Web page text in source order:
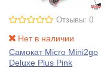
Отзывы: 0
Нет в наличии
Самокат Micro Mini2go
Deluxe Plus Pink